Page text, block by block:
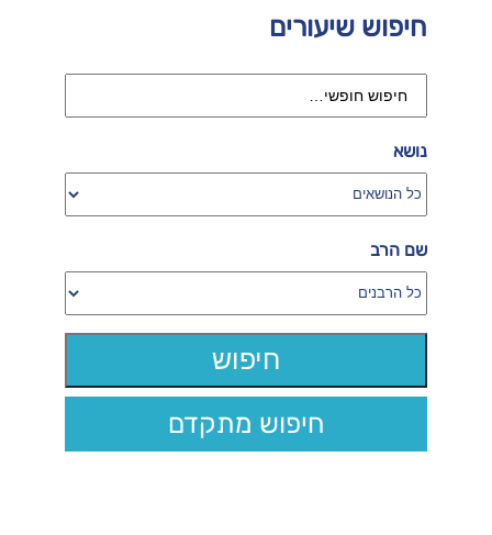
חיפוש שיעורים
נושא
שם הרב
חיפוש מתקדם